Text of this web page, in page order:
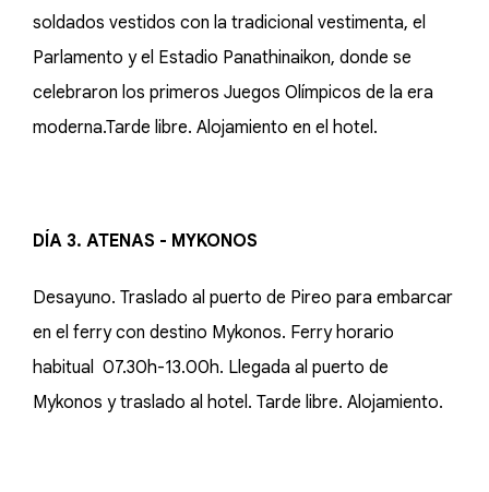
soldados vestidos con la tradicional vestimenta, el
Parlamento y el Estadio Panathinaikon, donde se
celebraron los primeros Juegos Olímpicos de la era
moderna.Tarde libre. Alojamiento en el hotel.
DÍA 3. ATENAS - MYKONOS
Desayuno. Traslado al puerto de Pireo para embarcar
en el ferry con destino Mykonos. Ferry horario
habitual 07.30h-13.00h. Llegada al puerto de
Mykonos y traslado al hotel. Tarde libre. Alojamiento.